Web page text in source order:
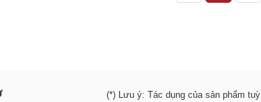
(*) Lưu ý: Tác dụng của sản phẩm tuỳ